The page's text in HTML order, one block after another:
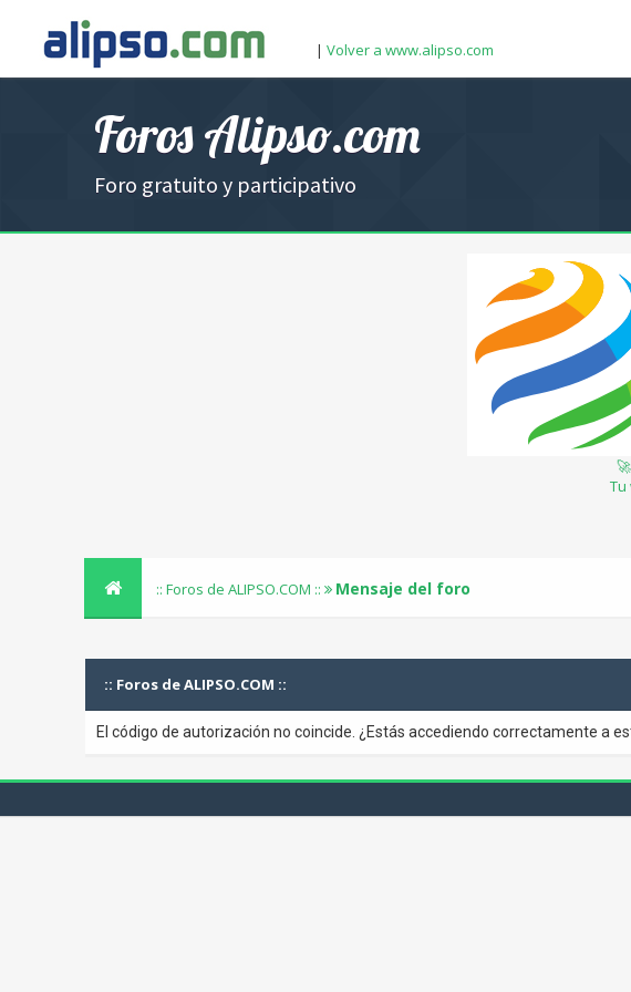
| Volver a www.alipso.com
Foros Alipso.com
Foro gratuito y participativo
:: Foros de ALIPSO.COM :: Mensaje del foro
:: Foros de ALIPSO.COM ::
El código de autorización no coincide. ¿Estás accediendo correctamente a